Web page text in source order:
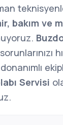
bakım ve
Servisi